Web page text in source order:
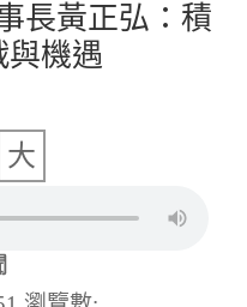
長黃正弘：積
與機遇
大